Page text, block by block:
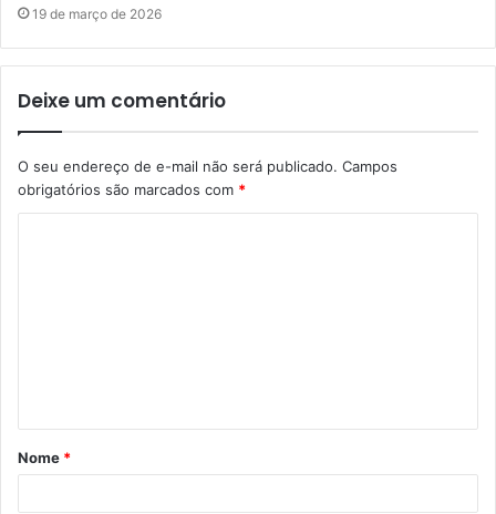
19 de março de 2026
Deixe um comentário
O seu endereço de e-mail não será publicado. Campos
obrigatórios são marcados com *
á
r
Nome *